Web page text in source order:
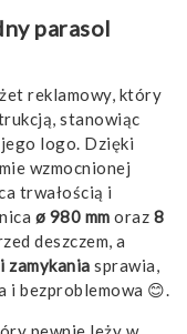
parasol
reklamowy, który
stanowiąc
logo. Dzięki
wzmocnionej
trwałością i
ø 980 mm oraz 8
deszczem, a
zamykania sprawia,
i bezproblemowa 😊.